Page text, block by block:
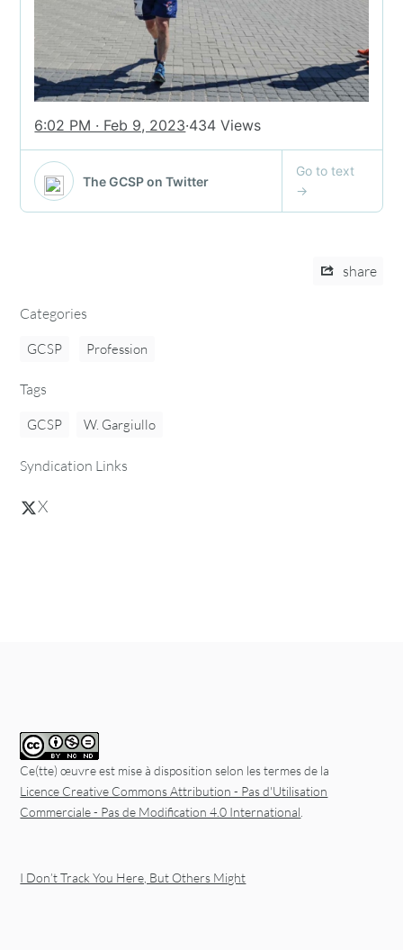
share
Categories
GCSP Profession
Tags
GCSP W. Gargiullo
Syndication Links
X
Ce(tte) œuvre est mise à disposition selon les termes de la
Licence Creative Commons Attribution - Pas d'Utilisation
Commerciale - Pas de Modification 4.0 International
I Don’t Track You Here, But Others Might